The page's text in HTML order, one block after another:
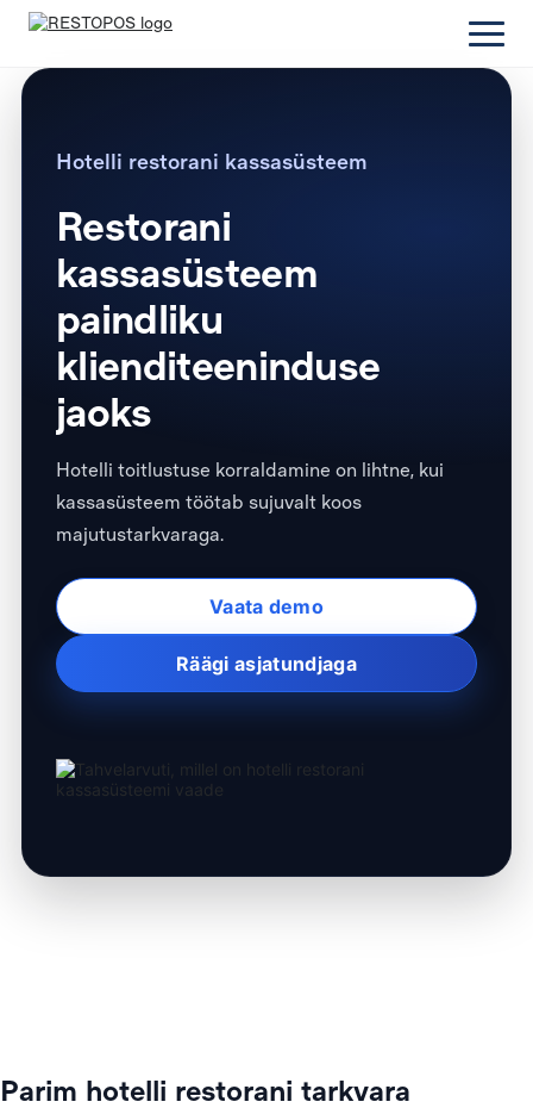
Hotelli restorani kassasüsteem
Restorani
kassasüsteem
paindliku
klienditeeninduse
jaoks
Hotelli toitlustuse korraldamine on lihtne, kui
kassasüsteem töötab sujuvalt koos
majutustarkvaraga.
Vaata demo
Räägi asjatundjaga
Parim hotelli restorani tarkvara